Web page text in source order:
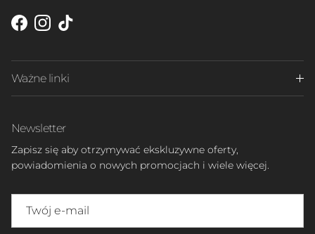
Facebook
Instagram
TikTok
Ważne linki
Newsletter
Zapisz się aby otrzymywać ekskluzywne oferty,
powiadomienia o nowych promocjach i wiele więcej.